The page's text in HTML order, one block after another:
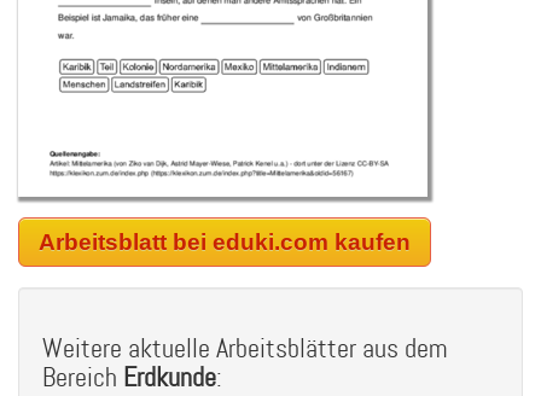
Arbeitsblatt bei eduki.com kaufen
Weitere aktuelle Arbeitsblätter aus dem
Bereich Erdkunde: